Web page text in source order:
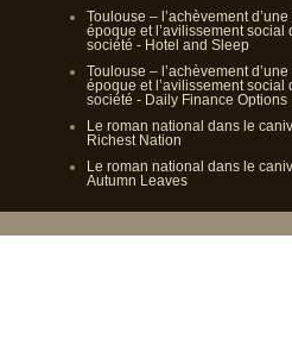
Toulouse – l’achèvement d’une
époque et l’avilissement social
société - Hotel and Sleep
Toulouse – l’achèvement d’une
époque et l’avilissement social
société - Daily Finance Options
Le roman national dans le
Richest Nation
Le roman national dans le
Autumn Leaves